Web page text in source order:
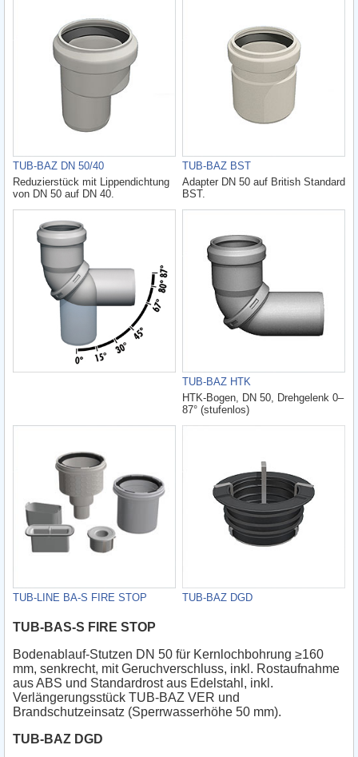
TUB-BAZ DN 50/40
Reduzierstück mit Lippendichtung
von DN 50 auf DN 40.
TUB-BAZ BST
Adapter DN 50 auf British Standard
BST.
TUB-BAZ HTK
HTK-Bogen, DN 50, Drehgelenk 0–
87° (stufenlos)
TUB-LINE BA-S FIRE STOP TUB-BAZ DGD
TUB-BAS-S FIRE STOP
Bodenablauf-Stutzen DN 50 für Kernlochbohrung ≥160
mm, senkrecht, mit Geruchverschluss, inkl. Rostaufnahme
aus ABS und Standardrost aus Edelstahl, inkl.
Verlängerungsstück TUB-BAZ VER und
Brandschutzeinsatz (Sperrwasserhöhe 50 mm).
TUB-BAZ DGD